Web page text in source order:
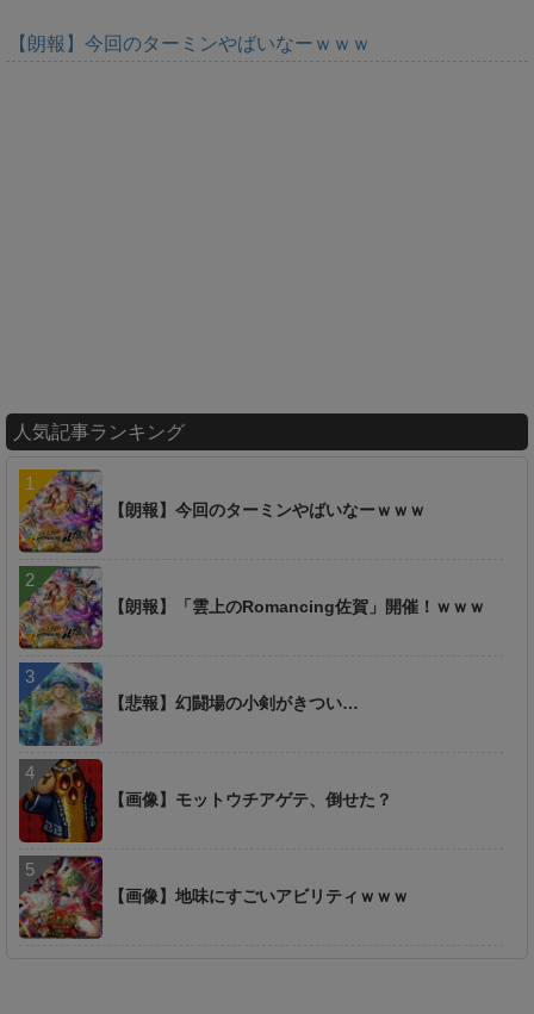
【朗報】今回のターミンやばいなーｗｗｗ
人気記事ランキング
【朗報】今回のターミンやばいなーｗｗｗ
【朗報】「雲上のRomancing佐賀」開催！ｗｗｗ
【悲報】幻闘場の小剣がきつい…
【画像】モットウチアゲテ、倒せた？
【画像】地味にすごいアビリティｗｗｗ